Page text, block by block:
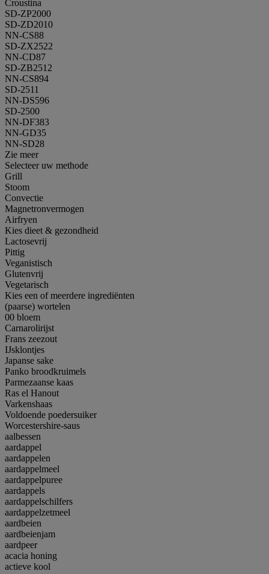
Croustina
SD-ZP2000
SD-ZD2010
NN-CS88
SD-ZX2522
NN-CD87
SD-ZB2512
NN-CS894
SD-2511
NN-DS596
SD-2500
NN-DF383
NN-GD35
NN-SD28
Zie meer
Selecteer uw methode
Grill
Stoom
Convectie
Magnetronvermogen
Airfryen
Kies dieet & gezondheid
Lactosevrij
Pittig
Veganistisch
Glutenvrij
Vegetarisch
Kies een of meerdere ingrediënten
(paarse) wortelen
00 bloem
Carnarolirijst
Frans zeezout
IJsklontjes
Japanse sake
Panko broodkruimels
Parmezaanse kaas
Ras el Hanout
Varkenshaas
Voldoende poedersuiker
Worcestershire-saus
aalbessen
aardappel
aardappelen
aardappelmeel
aardappelpuree
aardappels
aardappelschilfers
aardappelzetmeel
aardbeien
aardbeienjam
aardpeer
acacia honing
actieve kool